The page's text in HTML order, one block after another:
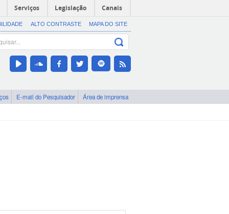
Serviços Legislação Canais
ALTO CONTRASTE MAPA DO SITE
E-mail do Pesquisador Área de imprensa